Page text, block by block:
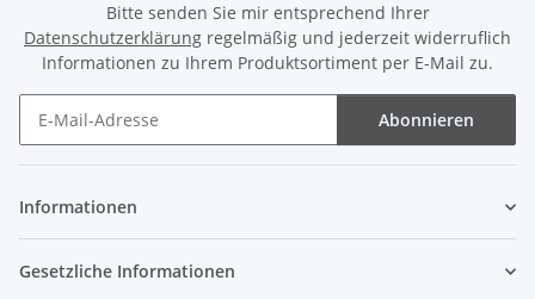
Bitte senden Sie mir entsprechend Ihrer
Datenschutzerklärung regelmäßig und jederzeit widerruflich
Informationen zu Ihrem Produktsortiment per E-Mail zu.
Abonnieren
Informationen
Gesetzliche Informationen